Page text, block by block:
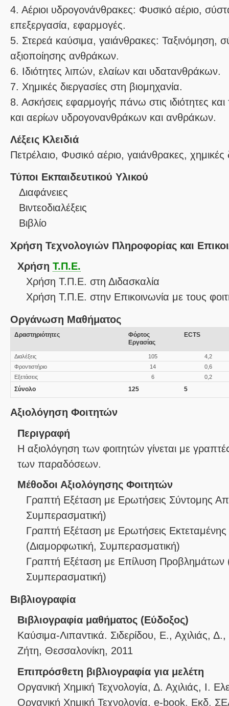
4. Αέριοι υδρογονάνθρακες: Φυσικό αέριο,
επεξεργασία, εφαρμογές.
5. Στερεά καύσιμα, γαιάνθρακες: Ταξινόμηση,
αξιοποίησης ανθράκων.
6. Ιδιότητες λιπών, ελαίων και υδατανθράκων.
7. Χημικές διεργασίες στη βιομηχανία.
8. Ασκήσεις εφαρμογής πάνω στις ιδιότητες
και αερίων υδρογονανθράκων και ανθράκων.
Λέξεις Κλειδιά
Πετρέλαιο, Φυσικό αέριο, γαιάνθρακες, χημικές
Τύποι Εκπαιδευτικού Υλικού
Διαφάνειες
Βιντεοδιαλέξεις
Βιβλίο
Χρήση Τεχνολογιών Πληροφορίας και
Χρήση Τ.Π.Ε.
Χρήση Τ.Π.Ε. στη Διδασκαλία
Χρήση Τ.Π.Ε. στην Επικοινωνία με τους
Οργάνωση Μαθήματος
Δραστηριότητες
Φόρτος
Εργασίας
ECTS
Διαλέξεις 105
4,2
Φροντιστήριο
14
0,6
Εξετάσεις
6 0,2
Σύνολο 125 5
Αξιολόγηση Φοιτητών
Περιγραφή
Η αξιολόγηση των φοιτητών γίνεται με
των παραδόσεων.
Μέθοδοι Αξιολόγησης Φοιτητών
Γραπτή Εξέταση με Ερωτήσεις Σύντομης
Συμπερασματική)
Γραπτή Εξέταση με Ερωτήσεις
(Διαμορφωτική, Συμπερασματική)
Γραπτή Εξέταση με Επίλυση Προβλημάτων
Συμπερασματική)
Βιβλιογραφία
Βιβλιογραφία μαθήματος (Εύδοξος)
Καύσιμα-Λιπαντικά. Σιδερίδου, Ε., Αχιλιάς,
Ζήτη, Θεσσαλονίκη, 2011
Επιπρόσθετη βιβλιογραφία για μελέτη
Οργανική Χημική Τεχνολογία, Δ. Αχιλιάς, Ι.
Οργανική Χημική Τεχνολογία, e-book. Εκδ.